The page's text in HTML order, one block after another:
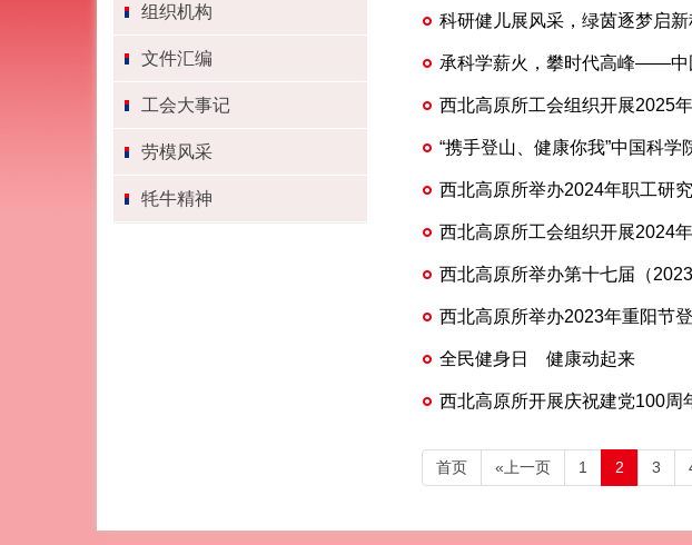
组织机构
文件汇编
工会大事记
劳模风采
牦牛精神
科研健儿展风采，绿茵逐梦启
赛
承科学薪火，攀时代高峰——中
西北高原所工会组织开展2025
“携手登山、健康你我”中国科
西北高原所举办2024年职工研
西北高原所工会组织开展2024
西北高原所举办第十七届（
西北高原所举办2023年重阳节
全民健身日 健康动起来
西北高原所开展庆祝建党100周
首页 «上一页 1 2 3